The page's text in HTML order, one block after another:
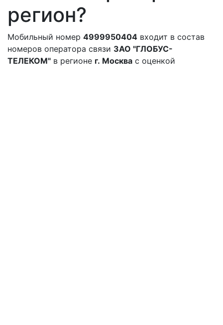
регион?
Мобильный номер 4999950404 входит в состав
номеров оператора связи ЗАО "ГЛОБУС-
ТЕЛЕКОМ" в регионе г. Москва с оценкой